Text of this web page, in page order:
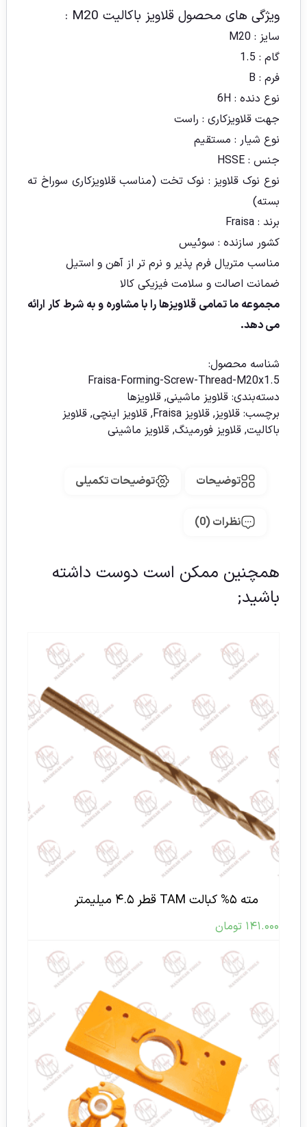
ویژگی های محصول قلاویز باکالیت M20 :
سایز : M20
گام : 1.5
فرم : B
نوع دنده : 6H
جهت قلاویزکاری : راست
نوع شیار : مستقیم
جنس : HSSE
نوع نوک قلاویز : نوک تخت (مناسب قلاویزکاری سوراخ ته
بسته)
برند : Fraisa
کشور سازنده : سوئیس
مناسب متریال فرم پذیر و نرم تر از آهن و استیل
ضمانت اصالت و سلامت فیزیکی کالا
مجموعه ما تمامی قلاویزها را با مشاوره و به شرط کار ارائه
می دهد.
شناسه محصول:
Fraisa-Forming-Screw-Thread-M20x1.5
دسته‌بندی: قلاویز ماشینی, قلاویزها
برچسب: قلاویز, قلاویز Fraisa , قلاویز اینچی, قلاویز
باکالیت, قلاویز فورمینگ, قلاویز ماشینی
توضیحات توضیحات تکمیلی
نظرات (0)
همچنین ممکن است دوست داشته
باشید;
مته ۵% کبالت TAM قطر ۴.۵ میلیمتر
۱۴۱.۰۰۰ تومان